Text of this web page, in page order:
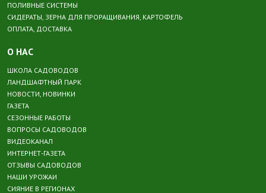
ПОЛИВНЫЕ СИСТЕМЫ
СИДЕРАТЫ, ЗЕРНА ДЛЯ ПРОРАЩИВАНИЯ, КАРТОФЕЛЬ
ОПЛАТА, ДОСТАВКА
О НАС
ШКОЛА САДОВОДОВ
ЛАНДШАФТНЫЙ ПАРК
НОВОСТИ, НОВИНКИ
ГАЗЕТА
СЕЗОННЫЕ РАБОТЫ
ВОПРОСЫ САДОВОДОВ
ВИДЕОКАНАЛ
ИНТЕРНЕТ-ГАЗЕТА
ОТЗЫВЫ САДОВОДОВ
НАШИ УРОЖАИ
СИЯНИЕ В РЕГИОНАХ